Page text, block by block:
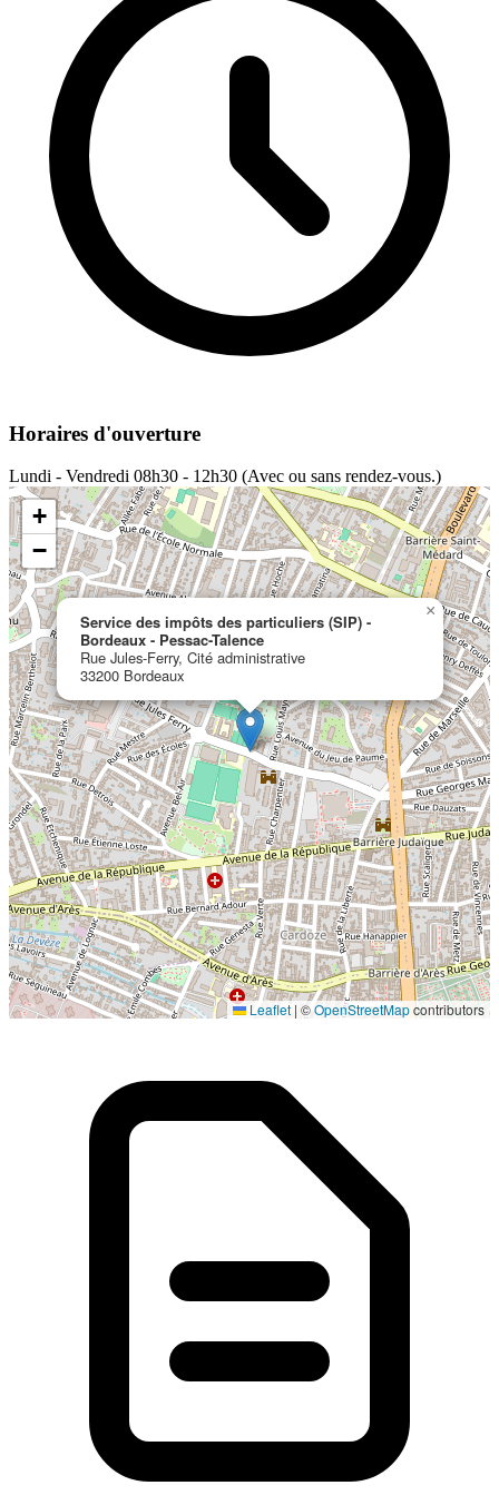
Horaires d'ouverture
Lundi - Vendredi 08h30 - 12h30 (Avec ou sans rendez-vous.)
Localisation en cours...
Service des impôts des particuliers (SIP) -
Bordeaux - Pessac-Talence
Rue Jules-Ferry, Cité administrative
33200 Bordeaux
×
+
−
Leaflet | ©OpenStreetMapcontributors